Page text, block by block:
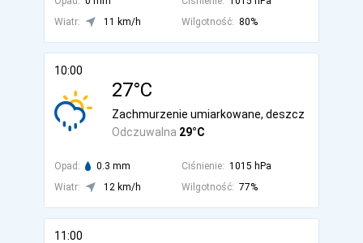
Wiatr:
11 km/h Wilgotność: 80%
10:00
27°C
Odczuwalna 29°C
Zachmurzenie umiarkowane, deszcz
Opad: 0.3 mm Ciśnienie: 1015 hPa
Wiatr:
12 km/h Wilgotność: 77%
11:00